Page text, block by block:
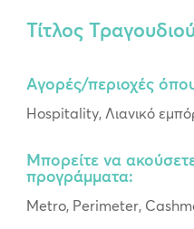
Τίτλος
Αγορές/περιοχές
Hospitality, Λιανικό
Μπορείτε να
προγράμματα:
Metro, Perimeter,